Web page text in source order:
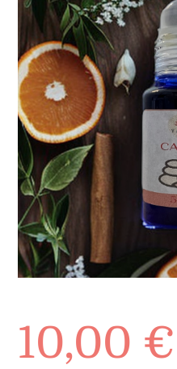
Formations/Ateliers
Publications
Contact
10,00 €